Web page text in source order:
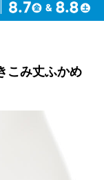
こみ丈ふかめ